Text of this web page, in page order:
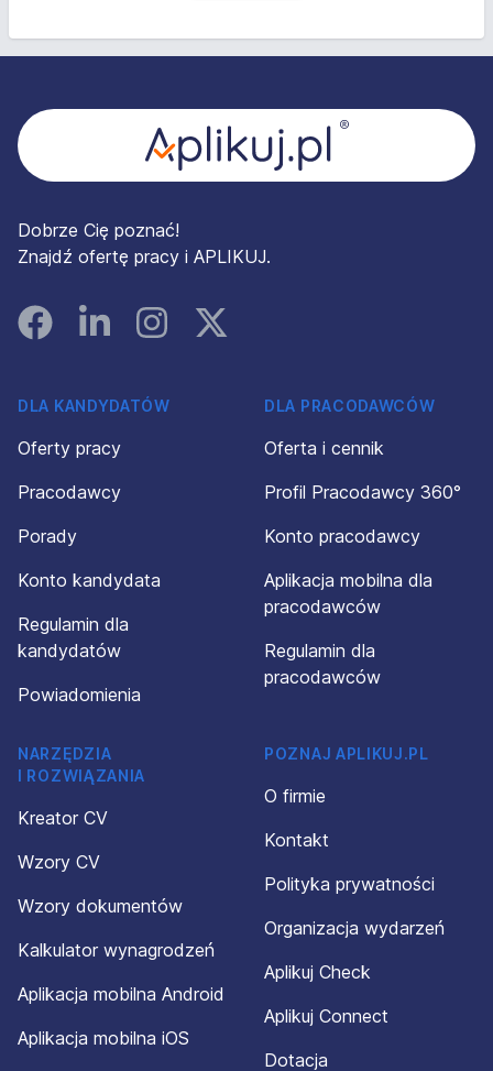
Dobrze Cię poznać!
Znajdź ofertę pracy i APLIKUJ.
FacebookLinked InInstagramInstagram
DLA KANDYDATÓW
Oferty pracy
Pracodawcy
Porady
Konto kandydata
Regulamin dla
kandydatów
Powiadomienia
DLA PRACODAWCÓW
Oferta i cennik
Profil Pracodawcy 360°
Konto pracodawcy
Aplikacja mobilna dla
pracodawców
Regulamin dla
pracodawców
NARZĘDZIA
I ROZWIĄZANIA
Kreator CV
Wzory CV
Wzory dokumentów
Kalkulator wynagrodzeń
Aplikacja mobilna Android
Aplikacja mobilna iOS
POZNAJ APLIKUJ.PL
O firmie
Kontakt
Polityka prywatności
Organizacja wydarzeń
Aplikuj Check
Aplikuj Connect
Dotacja